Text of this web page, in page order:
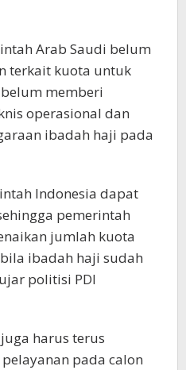
Arab Saudi belum
terkait kuota untuk
memberi
operasional dan
ibadah haji pada
Indonesia dapat
pemerintah
jumlah kuota
ibadah haji sudah
politisi PDI
harus terus
pada calon